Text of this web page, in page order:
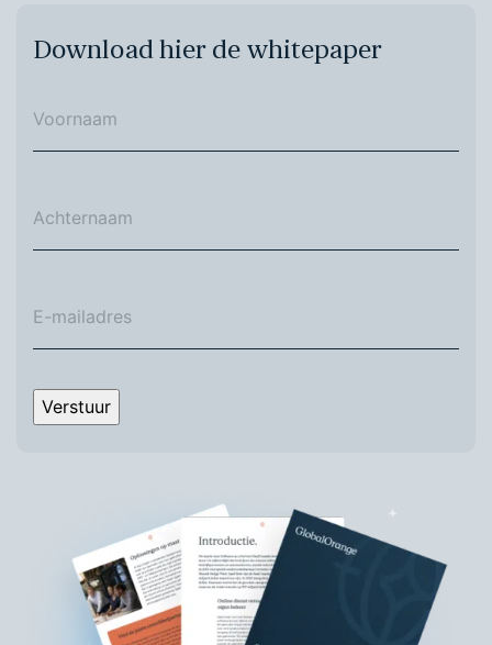
Download hier de whitepaper
Verstuur